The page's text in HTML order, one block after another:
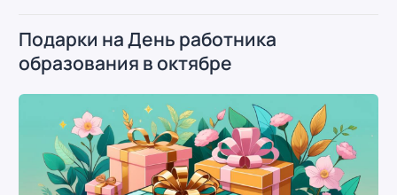
Подарки на День работника
образования в октябре